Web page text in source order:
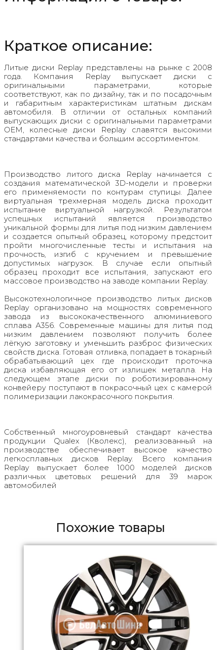
Краткое описание:
Литые диски Replay представлены на рынке с 2008
года. Компания Replay выпускает диски с
оригинальными параметрами, которые
соответствуют, как по дизайну, так и по посадочным
и габаритным характеристикам штатным дискам
автомобиля. В отличии от остальных компаний
выпускающих диски с оригинальными параметрами
OEM, колесные диски Replay славятся высокими
стандартами качества и большим ассортиментом.
Производство литого диска Replay начинается с
создания математической 3D-модели и проверки
его применяемости по контурам ступицы. Далее
виртуальная трехмерная модель диска проходит
испытание виртуальной нагрузкой. Результатом
успешных испытаний является производство
уникальной формы для литья под низким давлением
и создается опытный образец, которому предстоит
пройти многочисленные тесты и испытания на
прочность, изгиб с кручением и превышение
допустимых нагрузок. В случае если опытный
образец проходит все испытания, запускают его
массовое производство на заводе компании Replay.
Высокотехнологичное производство литых дисков
Replay организовано на мощностях современного
завода из высококачественного алюминиевого
сплава А356. Современные машины для литья под
низким давлением позволяют получить более
лёгкую заготовку и уменьшить разброс физических
свойств диска. Готовая отливка, попадает в токарный
обрабатывающий цех где происходит проточка
диска избавляющая его от излишек металла. На
следующем этапе диски по роботизированному
конвейеру поступают в покрасочный цех с камерой
полимеризации лакокрасочного покрытия.
Собственный многоуровневый стандарт качества
продукции Qualex (Кволекс), реализованный на
производстве обеспечивает высокое качество
легкосплавных дисков Replay. Всего компания
Replay выпускает более 1000 моделей дисков
различных цветовых решений для 39 марок
автомобилей
Похожие товары